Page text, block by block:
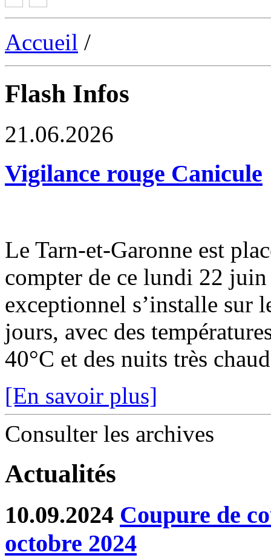
Accueil /
Flash Infos
21.06.2026
Vigilance rouge Canicule
Le Tarn-et-Garonne est
compter de ce lundi 22
exceptionnel s’installe sur
jours, avec des
40°C et des nuits très
[En savoir plus]
Consulter les archives
Actualités
10.09.2024 Coupure de
octobre 2024